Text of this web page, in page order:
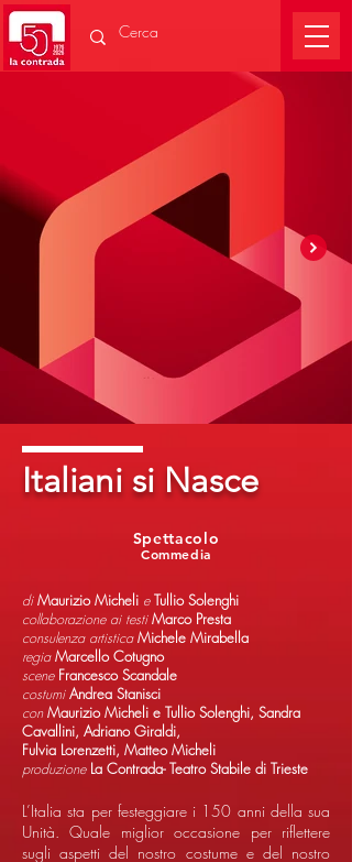
Italiani si Nasce
Commedia
Spettacolo
di Maurizio Micheli e Tullio Solenghi
collaborazione ai testi Marco Presta
consulenza artisticaMichele Mirabella
regiaMarcello Cotugno
scene Francesco Scandale
costumi Andrea Stanisci
conMaurizio Micheli e Tullio Solenghi, Sandra
Cavallini, Adriano Giraldi,
Fulvia Lorenzetti, Matteo Micheli
produzione La Contrada- Teatro Stabile di Trieste
L’Italia sta per festeggiare i 150 anni della sua
Unità. Quale miglior occasione per riflettere
sugli aspetti del nostro costume e del nostro